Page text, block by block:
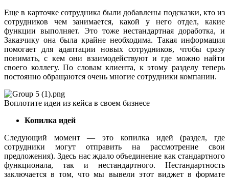
Еще в карточке сотрудника были добавлены подсказки, кто из
сотрудников чем занимается, какой у него отдел, какие
функции выполняет. Это тоже нестандартная доработка, и
Заказчику она была крайне необходима. Такая информация
помогает для адаптации новых сотрудников, чтобы сразу
понимать, с кем они взаимодействуют и где можно найти
своего коллегу. По словам клиента, к этому разделу теперь
постоянно обращаются очень многие сотрудники компании.
Воплотите идеи из кейса в своем бизнесе
Копилка идей
Следующий момент — это копилка идей (раздел, где
сотрудники могут отправить на рассмотрение свои
предложения). Здесь нас ждало объединение как стандартного
функционала, так и нестандартного. Нестандартность
заключается в том, что мы вывели этот виджет в формате